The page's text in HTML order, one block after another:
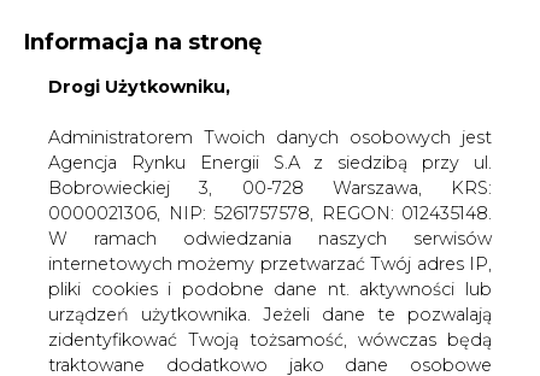
KONTAKT:
WYDAWCA PORTALU:
WYSOKI KONTRAST WIELKOŚĆ TEKSTU A A
ZALOGUJ SIĘ
Informacja na stronę
Drogi Użytkowniku,
Administratorem Twoich danych osobowych jest
Agencja Rynku Energii S.A z siedzibą przy ul.
Bobrowieckiej 3, 00-728 Warszawa, KRS:
0000021306, NIP: 5261757578, REGON: 012435148.
W ramach odwiedzania naszych serwisów
internetowych możemy przetwarzać Twój adres IP,
pliki cookies i podobne dane nt. aktywności lub
urządzeń użytkownika. Jeżeli dane te pozwalają
zidentyfikować Twoją tożsamość, wówczas będą
traktowane dodatkowo jako dane osobowe